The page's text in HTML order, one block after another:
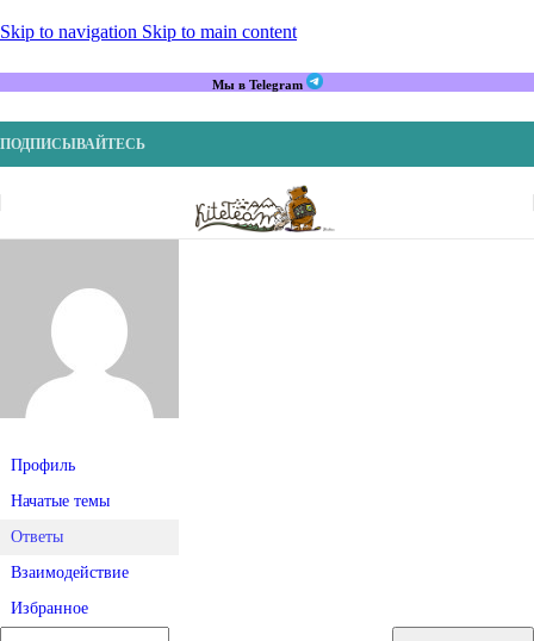
Skip to navigation Skip to main content
Мы в Telegram
ПОДПИСЫВАЙТЕСЬ
Профиль
Начатые темы
Ответы
Взаимодействие
Избранное